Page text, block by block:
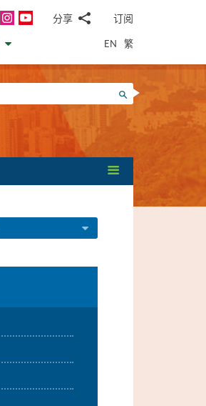
InstagramYouTube分享
邮WhatsApp
微
信
面
书Twitter
LinkedIn
微
订阅
EN 繁
搜寻